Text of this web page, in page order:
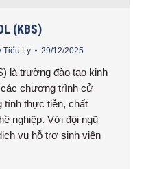
(KBS)
Tiểu Ly 29/12/2025
là trường đào tạo kinh
chương trình cử
tính thực tiễn, chất
nghiệp. Với đội ngũ
vụ hỗ trợ sinh viên